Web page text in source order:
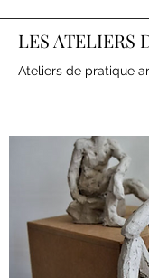
LES ATELIERS
Ateliers de pratique